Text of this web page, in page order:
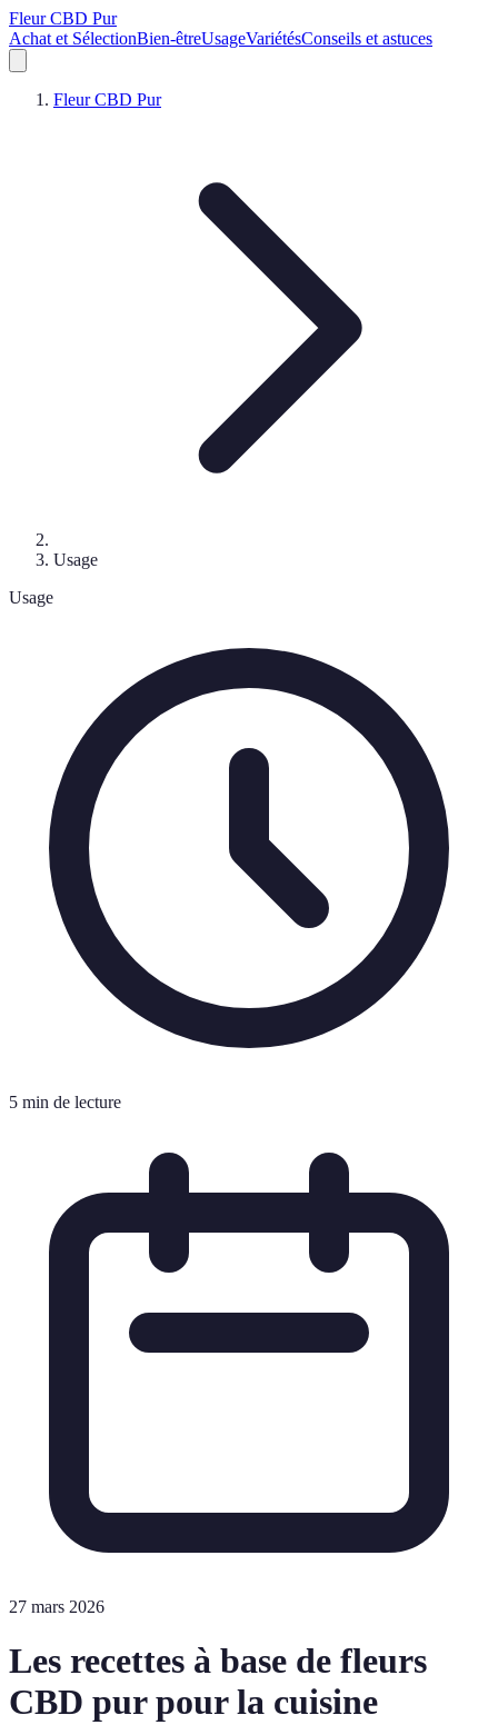
Fleur CBD Pur
Achat et SélectionBien-êtreUsageVariétésConseils et astuces
Fleur CBD Pur
Usage
Usage
5 min de lecture
27 mars 2026
Les recettes à base de fleurs
CBD pur pour la cuisine